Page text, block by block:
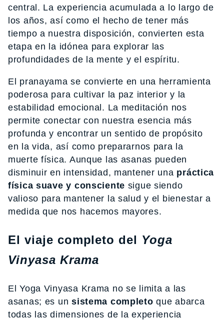
central. La experiencia acumulada a lo largo de
los años, así como el hecho de tener más
tiempo a nuestra disposición, convierten esta
etapa en la idónea para explorar las
profundidades de la mente y el espíritu.
El pranayama se convierte en una herramienta
poderosa para cultivar la paz interior y la
estabilidad emocional. La meditación nos
permite conectar con nuestra esencia más
profunda y encontrar un sentido de propósito
en la vida, así como prepararnos para la
muerte física. Aunque las asanas pueden
disminuir en intensidad, mantener una práctica
física suave y consciente sigue siendo
valioso para mantener la salud y el bienestar a
medida que nos hacemos mayores.
El viaje completo del Yoga
Vinyasa Krama
El Yoga Vinyasa Krama no se limita a las
asanas; es unsistema completoque abarca
todas las dimensiones de la experiencia